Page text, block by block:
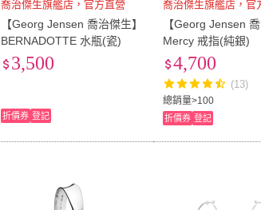
喬治傑生旗艦店，官方直營
【Georg Jensen 喬治傑生】
BERNADOTTE 水瓶(瓷)
3,500
折價券 登記
喬治傑生旗艦店，官
【Georg Jensen 喬
Mercy 戒指(純銀)
總銷量>100
4,700
(13)
折價券 登記